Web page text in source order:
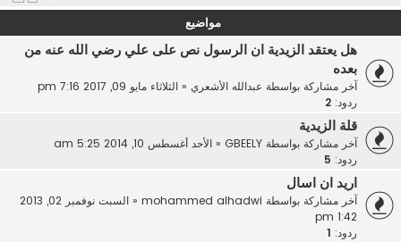
مواضيع
هل يعتقد الزيدية ان الرسول نص على علي رضي الله عنه من
بعده
آخر مشاركة بواسطة عبدالله الأشعري« الثلاثاء مايو 09, 2017 7:16 pm
ردود: 2
قلة الزيدية
آخر مشاركة بواسطة GBEELY
« الأحد أغسطس 10, 2014 5:25 am
ردود: 5
اريد ان اسال
آخر مشاركة بواسطة mohammed alhadwi
«
السبت نوفمبر 02, 2013
1:42 pm
ردود: